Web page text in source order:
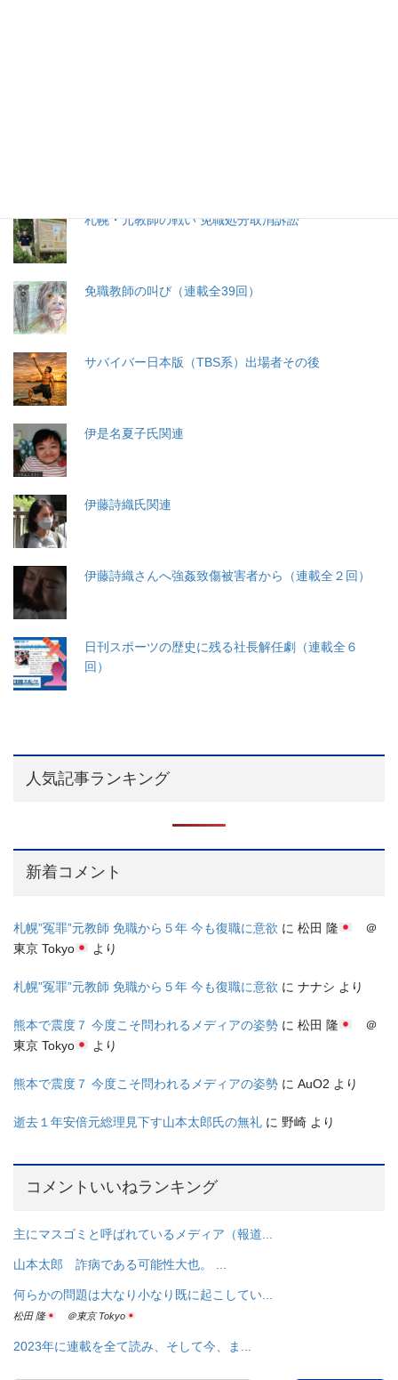
札幌・元教師の戦い 免職処分取消訴訟
免職教師の叫び（連載全39回）
サバイバー日本版（TBS系）出場者その後
伊是名夏子氏関連
伊藤詩織氏関連
伊藤詩織さんへ強姦致傷被害者から（連載全２回）
日刊スポーツの歴史に残る社長解任劇（連載全６
回）
人気記事ランキング
新着コメント
札幌”冤罪”元教師 免職から５年 今も復職に意欲 に 松田 隆
＠
東京 Tokyo
より
札幌”冤罪”元教師 免職から５年 今も復職に意欲 に ナナシ より
熊本で震度７ 今度こそ問われるメディアの姿勢 に 松田 隆
＠
東京 Tokyo
より
熊本で震度７ 今度こそ問われるメディアの姿勢 に AuO2 より
逝去１年安倍元総理見下す山本太郎氏の無礼 に 野崎 より
コメントいいねランキング
主にマスゴミと呼ばれているメディア（報道...
山本太郎 詐病である可能性大也。 ...
何らかの問題は大なり小なり既に起こしてい...
松田 隆 ＠東京 Tokyo
2023年に連載を全て読み、そして今、ま...